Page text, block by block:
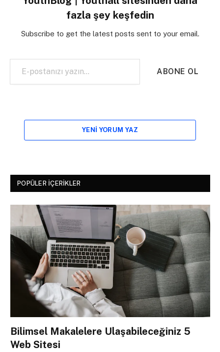
fazla şey keşfedin
Subscribe to get the latest posts sent to your email.
E-postanızı yazın…
ABONE OL
YENI YORUM YAZ
POPÜLER İÇERIKLER
Bilimsel Makalelere Ulaşabileceğiniz 5
Web Sitesi